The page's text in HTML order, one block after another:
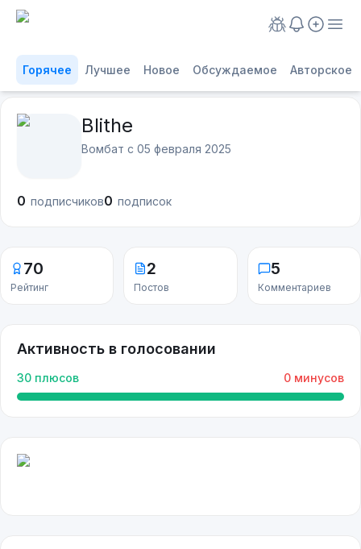
Горячее Лучшее Новое Обсуждаемое Авторское
Blithe
Вомбат с 05 февраля 2025
0 подписчиков0 подписок
70
Рейтинг
2
Постов
5
Комментариев
Активность в голосовании
30 плюсов 0 минусов